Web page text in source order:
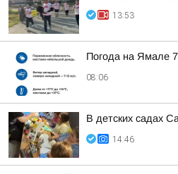
13:53
Погода на Ямале
08:06
В детских садах
14:46